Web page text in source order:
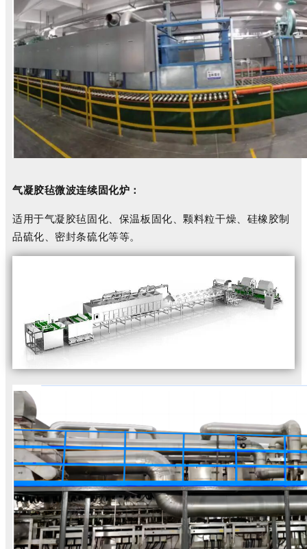
气凝胶毡微波连续固化炉：
适用于气凝胶毡固化、保温板固化、颗料粒干燥、硅橡胶制
品硫化、密封条硫化等等。